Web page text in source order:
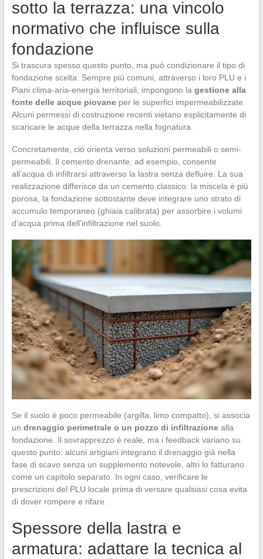
sotto la terrazza: una vincolo
normativo che influisce sulla
fondazione
Si trascura spesso questo punto, ma può condizionare il tipo di
fondazione scelta. Sempre più comuni, attraverso i loro PLU e i
Piani clima-aria-energia territoriali, impongono la gestione alla
fonte delle acque piovaneper le superfici impermeabilizzate.
Alcuni permessi di costruzione recenti vietano esplicitamente di
scaricare le acque della terrazza nella fognatura.
Concretamente, ciò orienta verso soluzioni permeabili o semi-
permeabili. Il cemento drenante, ad esempio, consente
all’acqua di infiltrarsi attraverso la lastra senza defluire. La sua
realizzazione differisce da un cemento classico: la miscela è più
porosa, la fondazione sottostante deve integrare uno strato di
accumulo temporaneo (ghiaia calibrata) per assorbire i volumi
d’acqua prima dell’infiltrazione nel suolo.
Se il suolo è poco permeabile (argilla, limo compatto), si associa
un drenaggio perimetrale o un pozzo di infiltrazionealla
fondazione. Il sovrapprezzo è reale, ma i feedback variano su
questo punto: alcuni artigiani integrano il drenaggio già nella
fase di scavo senza un supplemento notevole, altri lo fatturano
come un capitolo separato. In ogni caso, verificare le
prescrizioni del PLU locale prima di versare qualsiasi cosa evita
di dover rompere e rifare.
Spessore della lastra e
armatura: adattare la tecnica al